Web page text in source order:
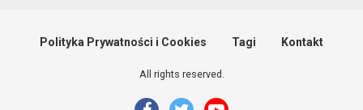
Polityka Prywatności i Cookies Tagi Kontakt
All rights reserved.